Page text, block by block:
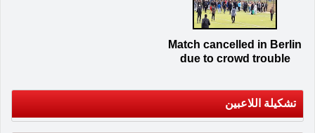
Match cancelled in Berlin
due to crowd trouble
تشكيلة اللاعبين